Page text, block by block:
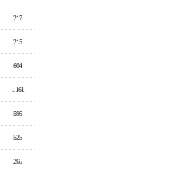
217
215
604
1,161
595
525
265